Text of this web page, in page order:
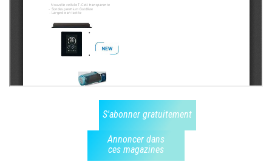
S'abonner gratuitement
Annoncer dans
ces magazines